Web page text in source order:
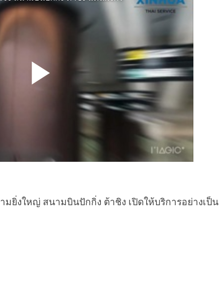
ยิ่งใหญ่ สนามบินปักกิ่ง ต้าชิง เปิดให้บริการอย่างเป็น